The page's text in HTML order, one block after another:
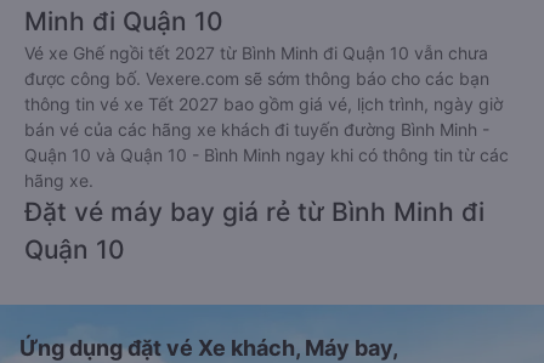
Minh đi Quận 10
Vé xe Ghế ngồi tết 2027 từ Bình Minh đi Quận 10 vẫn chưa
được công bố. Vexere.com sẽ sớm thông báo cho các bạn
thông tin vé xe Tết 2027 bao gồm giá vé, lịch trình, ngày giờ
bán vé của các hãng xe khách đi tuyến đường Bình Minh -
Quận 10 và Quận 10 - Bình Minh ngay khi có thông tin từ các
hãng xe.
Đặt vé máy bay giá rẻ từ Bình Minh đi
Quận 10
Ứng dụng đặt vé Xe khách, Máy bay,